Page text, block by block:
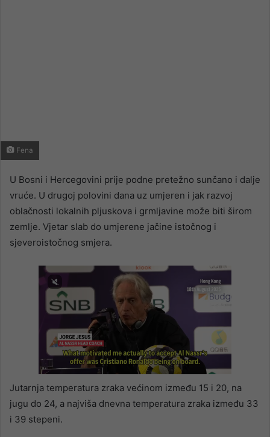
Fena
U Bosni i Hercegovini prije podne pretežno sunčano i dalje
vruće. U drugoj polovini dana uz umjeren i jak razvoj
oblačnosti lokalnih pljuskova i grmljavine može biti širom
zemlje. Vjetar slab do umjerene jačine istočnog i
sjeveroistočnog smjera.
Jutarnja temperatura zraka većinom između 15 i 20, na
jugu do 24, a najviša dnevna temperatura zraka između 33
i 39 stepeni.